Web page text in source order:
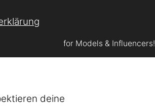
for Models & Influencers!
deine